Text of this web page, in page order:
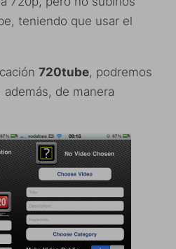
teniendo que usar el
720tube, podremos
de manera